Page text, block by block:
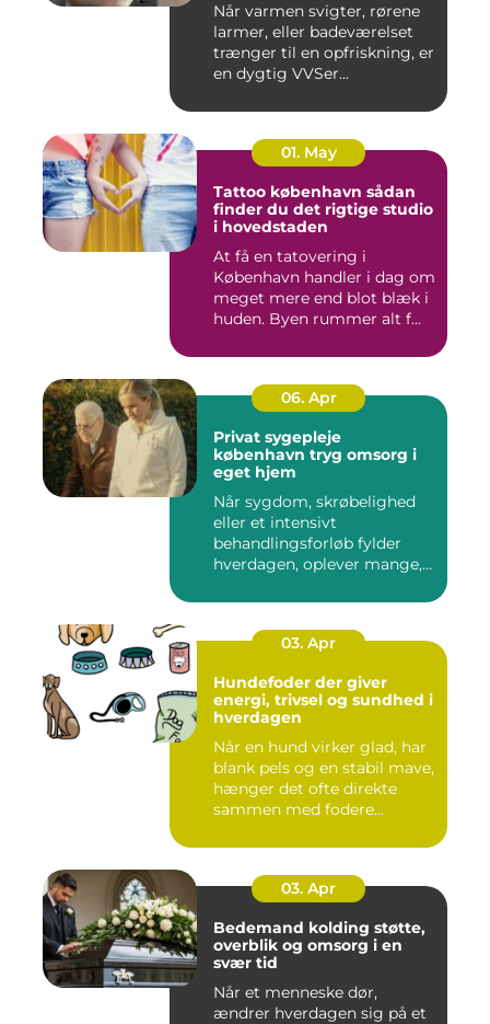
Når varmen svigter, rørene
larmer, eller badeværelset
trænger til en opfriskning, er
en dygtig VVSer...
01. May
Tattoo københavn sådan
finder du det rigtige studio
i hovedstaden
At få en tatovering i
København handler i dag om
meget mere end blot blæk i
huden. Byen rummer alt f...
06. Apr
Privat sygepleje
københavn tryg omsorg i
eget hjem
Når sygdom, skrøbelighed
eller et intensivt
behandlingsforløb fylder
hverdagen, oplever mange,
03. Apr
Hundefoder der giver
energi, trivsel og sundhed i
hverdagen
Når en hund virker glad, har
blank pels og en stabil mave,
hænger det ofte direkte
sammen med fodere...
03. Apr
Bedemand kolding støtte,
overblik og omsorg i en
svær tid
Når et menneske dør,
ændrer hverdagen sig på et